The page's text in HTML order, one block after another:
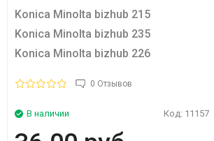
Konica Minolta bizhub 215
Konica Minolta bizhub 235
Konica Minolta bizhub 226
0 Отзывов
В наличии Код: 11157